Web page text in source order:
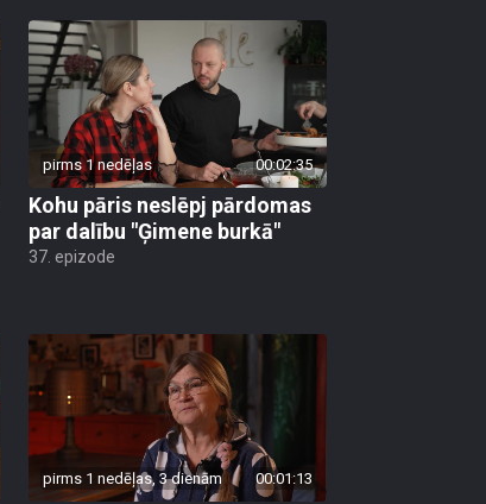
pirms 1 nedēļas 00:02:35
Kohu pāris neslēpj pārdomas
par dalību "Ģimene burkā"
37. epizode
pirms 1 nedēļas, 3 dienām 00:01:13